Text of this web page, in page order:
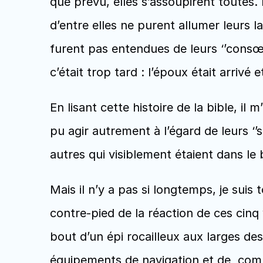
d’entre elles ne purent allumer leurs
furent pas entendues de leurs
c’était trop tard : l’époux était arrivé
En lisant cette histoire de la bible, il
pu agir autrement à l’égard de leurs
autres qui visiblement étaient dans le
Mais il n’y a pas si longtemps, je suis
contre-pied de la réaction de ces
bout d’un épi rocailleux aux larges
équipements de navigation et de